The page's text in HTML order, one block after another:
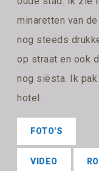
minaretten van
nog steeds
op straat en ook
nog siësta. Ik
hotel.
FOTO'S
VIDEO